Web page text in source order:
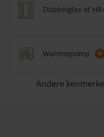
Dubbelglas of
Warmtepomp +
Andere